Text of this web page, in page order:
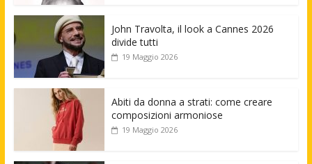
John Travolta, il look a Cannes 2026
divide tutti
19 Maggio 2026
Abiti da donna a strati: come creare
composizioni armoniose
19 Maggio 2026